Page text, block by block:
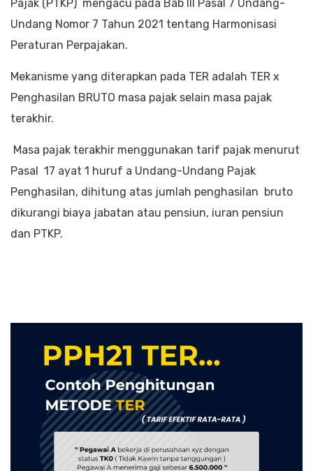
Pajak (PTKP) mengacu pada Bab III Pasal 7 Undang-
Undang Nomor 7 Tahun 2021 tentang Harmonisasi
Peraturan Perpajakan.
Mekanisme yang diterapkan pada TER adalah TER x
Penghasilan BRUTO masa pajak selain masa pajak
terakhir.
Masa pajak terakhir menggunakan tarif pajak menurut
Pasal 17 ayat 1 huruf a Undang-Undang Pajak
Penghasilan, dihitung atas jumlah penghasilan bruto
dikurangi biaya jabatan atau pensiun, iuran pensiun
dan PTKP.